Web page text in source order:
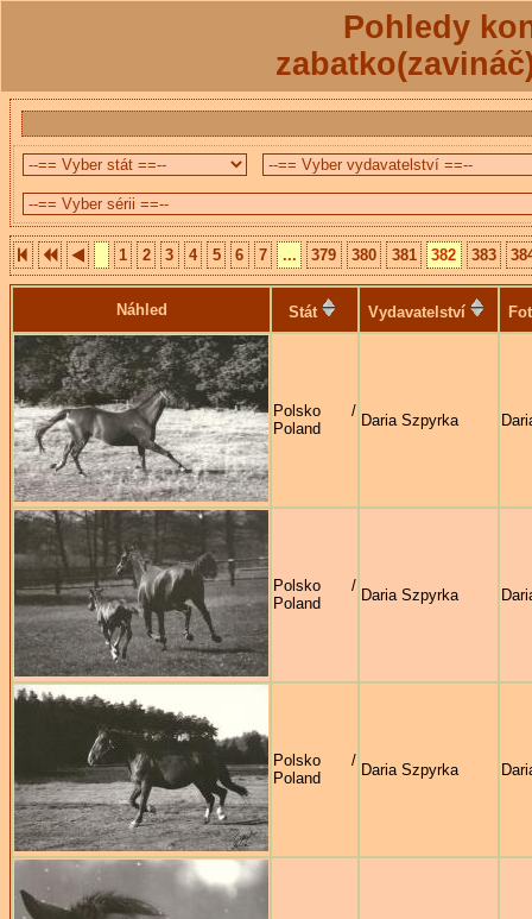
Pohledy
1 2 3 4 5 6 7 ... 379 380 381 382 383
Náhled Stát Vydavatelství
Polsko /
Poland
Daria Szpyrka
Polsko /
Poland
Daria Szpyrka
Polsko /
Poland
Daria Szpyrka